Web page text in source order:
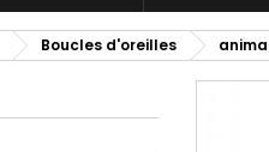
Boucles d'oreilles